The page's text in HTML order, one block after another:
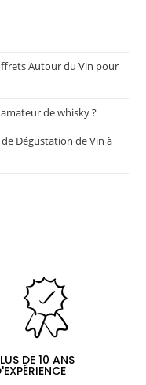
Autour du Vin pour
de whisky ?
Dégustation de Vin à
DE 10 ANS